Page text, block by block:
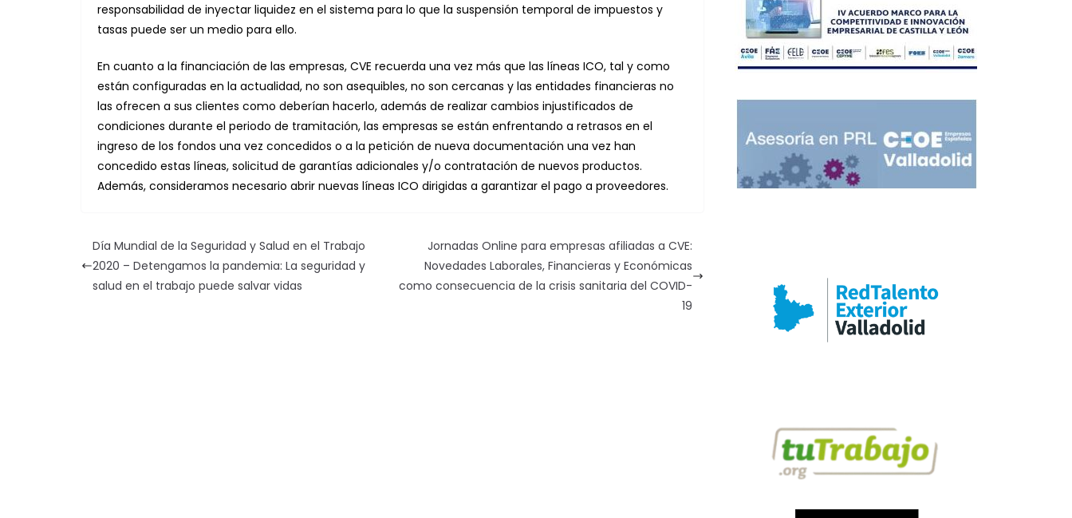
responsabilidad de inyectar liquidez en el sistema para lo que la suspensión temporal de impuestos y
tasas puede ser un medio para ello.
En cuanto a la financiación de las empresas, CVE recuerda una vez más que las líneas ICO, tal y como
están configuradas en la actualidad, no son asequibles, no son cercanas y las entidades financieras no
las ofrecen a sus clientes como deberían hacerlo, además de realizar cambios injustificados de
condiciones durante el periodo de tramitación, las empresas se están enfrentando a retrasos en el
ingreso de los fondos una vez concedidos o a la petición de nueva documentación una vez han
concedido estas líneas, solicitud de garantías adicionales y/o contratación de nuevos productos.
Además, consideramos necesario abrir nuevas líneas ICO dirigidas a garantizar el pago a proveedores.
Día Mundial de la Seguridad y Salud en el Trabajo
2020 – Detengamos la pandemia: La seguridad y
salud en el trabajo puede salvar vidas
Jornadas Online para empresas afiliadas a CVE:
Novedades Laborales, Financieras y Económicas
como consecuencia de la crisis sanitaria del COVID-
19